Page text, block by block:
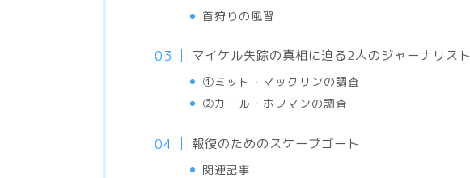
首狩りの風習
マイケル失踪の真相に迫る2人のジャーナリスト
①ミット・マックリンの調査
②カール・ホフマンの調査
報復のためのスケープゴート
関連記事